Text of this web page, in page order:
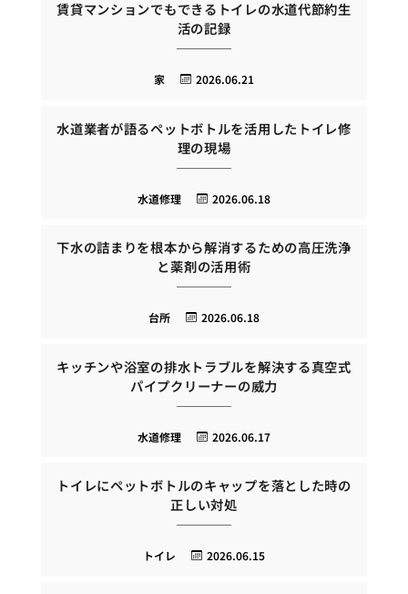
賃貸マンションでもできるトイレの水道代節約生
活の記録
2026.06.21
家
水道業者が語るペットボトルを活用したトイレ修
理の現場
2026.06.18
水道修理
下水の詰まりを根本から解消するための高圧洗浄
と薬剤の活用術
2026.06.18
台所
キッチンや浴室の排水トラブルを解決する真空式
パイプクリーナーの威力
2026.06.17
水道修理
トイレにペットボトルのキャップを落とした時の
正しい対処
2026.06.15
トイレ